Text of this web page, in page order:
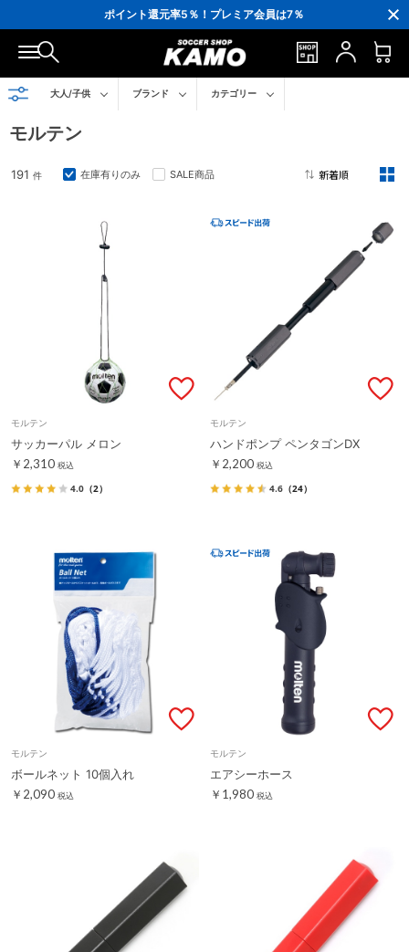
ポイント還元率5％！プレミア会員は7％
会員の方にはお誕生月に「10％OFFクーポン」プレゼント！
16,000円(税込)以上でシューズケースプレゼント！
3,300円(税込)以上で送料無料！
大人/子供 ブランド カテゴリー
モルテン
191 件 在庫有りのみ SALE商品
モルテン
サッカーパル メロン
￥2,310 税込
4.0 （2）
モルテン
ハンドポンプ ペンタゴンDX
￥2,200 税込
4.6 （24）
モルテン
ボールネット 10個入れ
￥2,090 税込
モルテン
エアシーホース
￥1,980 税込